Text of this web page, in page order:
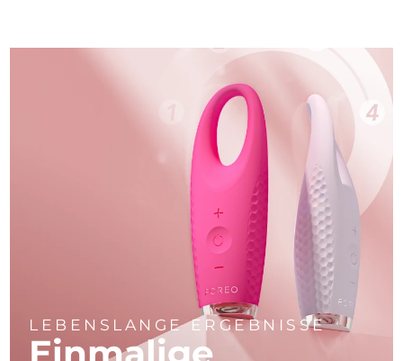
LEBENSLANGE ERGEBNISSE